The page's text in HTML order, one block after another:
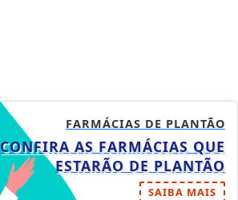
FARMÁCIAS DE PLANTÃO
CONFIRA AS FARMÁCIAS QUE
ESTARÃO DE PLANTÃO
SAIBA MAIS